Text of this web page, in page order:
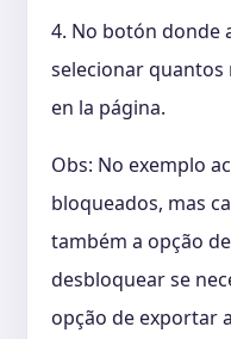
4. No botón donde
selecionar
en la página.
Obs: No exemplo
bloqueados, mas
também a opção
desbloquear se
opção de exportar